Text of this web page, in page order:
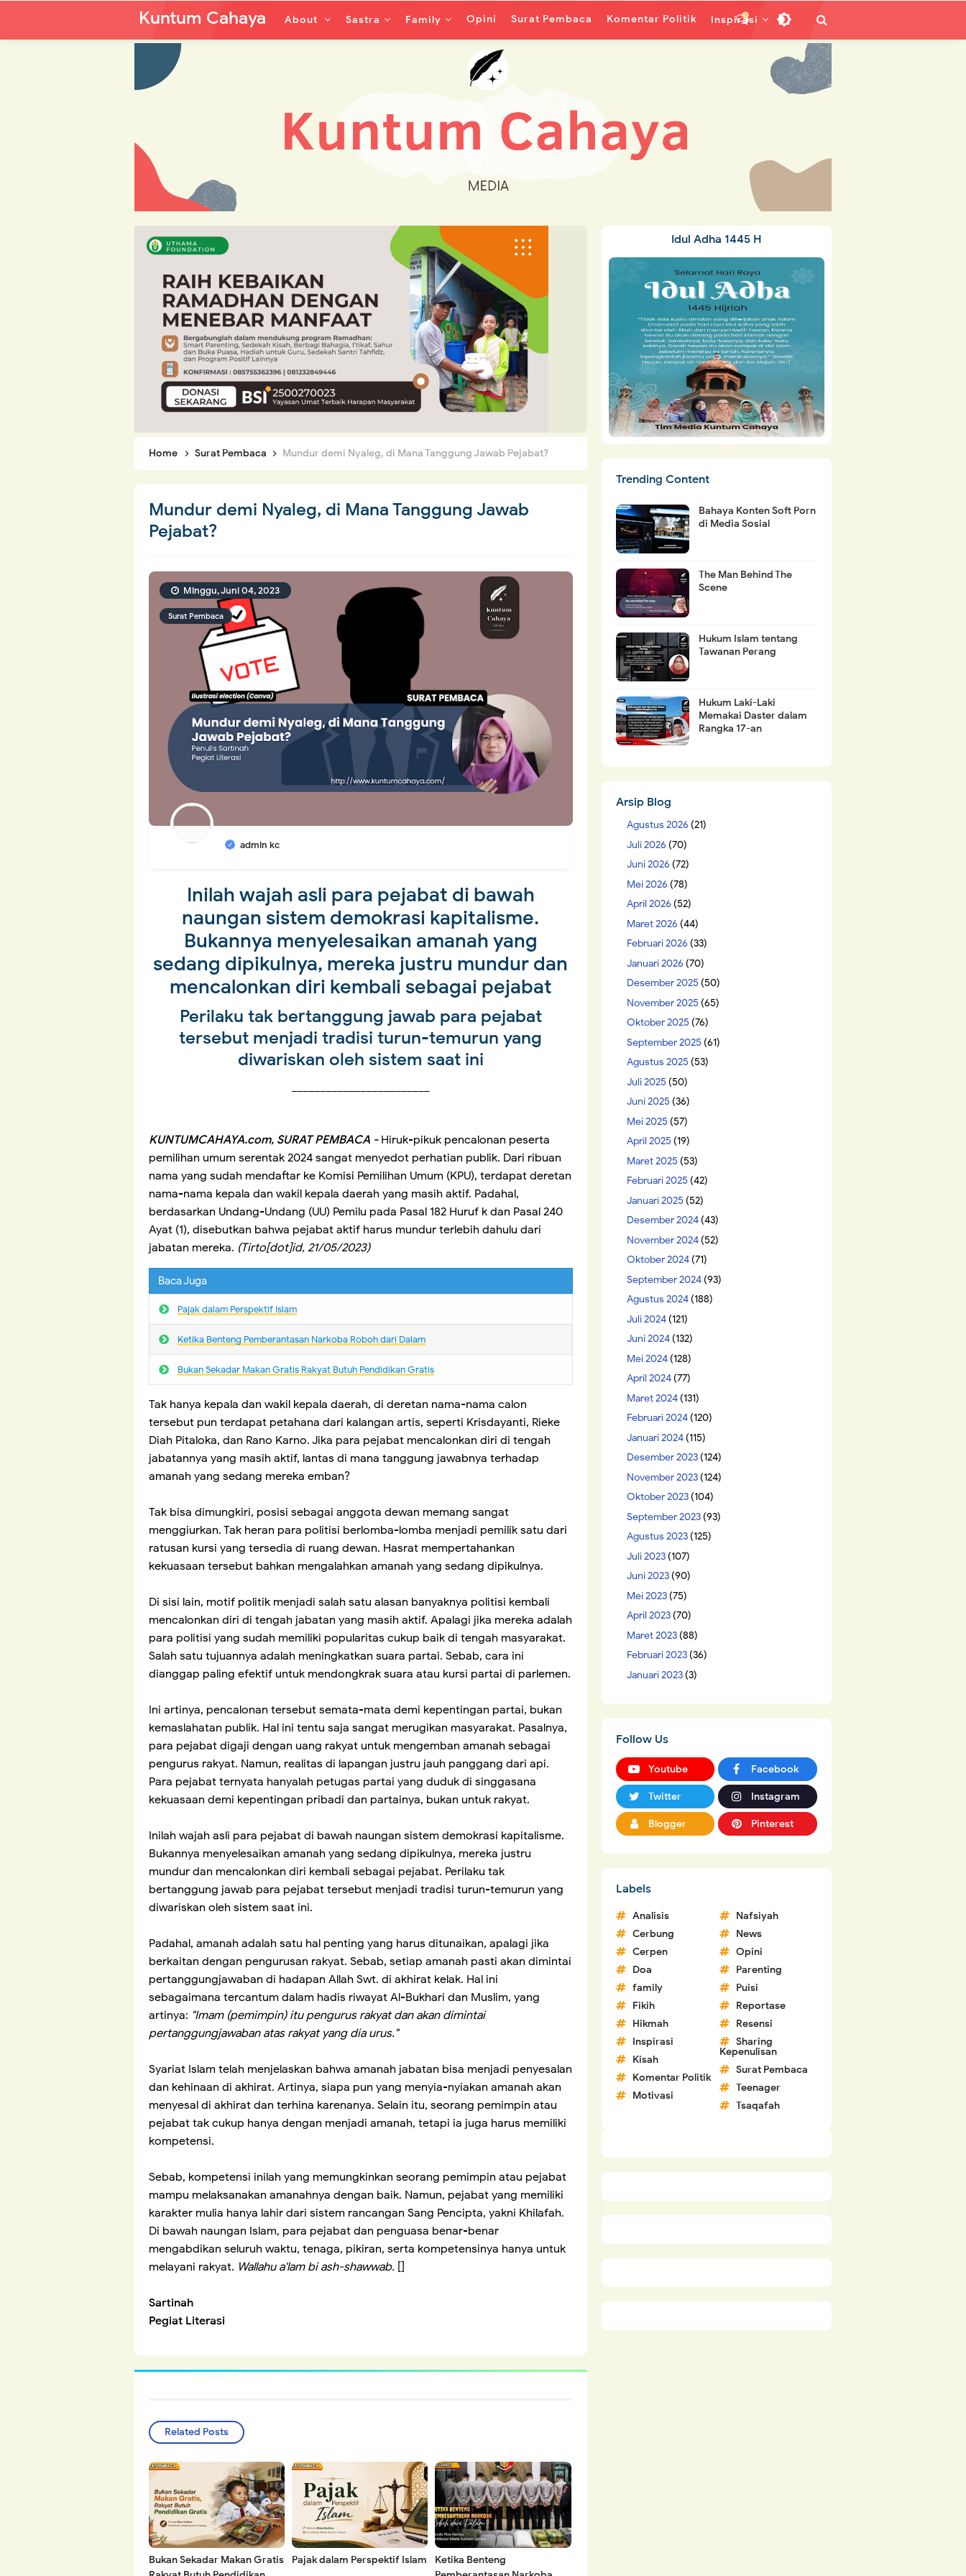
Kuntum Cahaya About Sastra Family Opini Surat Pembaca Komentar Politik Inspirasi
Home Surat Pembaca Mundur demi Nyaleg, di Mana Tanggung Jawab Pejabat?
Mundur demi Nyaleg, di Mana Tanggung Jawab
Pejabat?
Surat Pembaca
admin kc
Minggu, Juni 04, 2023
Inilah wajah asli para pejabat di bawah
naungan sistem demokrasi kapitalisme.
Bukannya menyelesaikan amanah yang
sedang dipikulnya, mereka justru mundur dan
mencalonkan diri kembali sebagai pejabat
Perilaku tak bertanggung jawab para pejabat
tersebut menjadi tradisi turun-temurun yang
diwariskan oleh sistem saat ini
KUNTUMCAHAYA.com, SURAT PEMBACA - Hiruk-pikuk pencalonan peserta
pemilihan umum serentak 2024 sangat menyedot perhatian publik. Dari ribuan
nama yang sudah mendaftar ke Komisi Pemilihan Umum (KPU), terdapat deretan
nama-nama kepala dan wakil kepala daerah yang masih aktif. Padahal,
berdasarkan Undang-Undang (UU) Pemilu pada Pasal 182 Huruf k dan Pasal 240
Ayat (1), disebutkan bahwa pejabat aktif harus mundur terlebih dahulu dari
jabatan mereka. (Tirto[dot]id, 21/05/2023)
Baca Juga
Pajak dalam Perspektif Islam
Ketika Benteng Pemberantasan Narkoba Roboh dari Dalam
Bukan Sekadar Makan Gratis Rakyat Butuh Pendidikan Gratis
Tak hanya kepala dan wakil kepala daerah, di deretan nama-nama calon
tersebut pun terdapat petahana dari kalangan artis, seperti Krisdayanti, Rieke
Diah Pitaloka, dan Rano Karno. Jika para pejabat mencalonkan diri di tengah
jabatannya yang masih aktif, lantas di mana tanggung jawabnya terhadap
amanah yang sedang mereka emban?
Tak bisa dimungkiri, posisi sebagai anggota dewan memang sangat
menggiurkan. Tak heran para politisi berlomba-lomba menjadi pemilik satu dari
ratusan kursi yang tersedia di ruang dewan. Hasrat mempertahankan
kekuasaan tersebut bahkan mengalahkan amanah yang sedang dipikulnya.
Di sisi lain, motif politik menjadi salah satu alasan banyaknya politisi kembali
mencalonkan diri di tengah jabatan yang masih aktif. Apalagi jika mereka adalah
para politisi yang sudah memiliki popularitas cukup baik di tengah masyarakat.
Salah satu tujuannya adalah meningkatkan suara partai. Sebab, cara ini
dianggap paling efektif untuk mendongkrak suara atau kursi partai di parlemen.
Ini artinya, pencalonan tersebut semata-mata demi kepentingan partai, bukan
kemaslahatan publik. Hal ini tentu saja sangat merugikan masyarakat. Pasalnya,
para pejabat digaji dengan uang rakyat untuk mengemban amanah sebagai
pengurus rakyat. Namun, realitas di lapangan justru jauh panggang dari api.
Para pejabat ternyata hanyalah petugas partai yang duduk di singgasana
kekuasaan demi kepentingan pribadi dan partainya, bukan untuk rakyat.
Inilah wajah asli para pejabat di bawah naungan sistem demokrasi kapitalisme.
Bukannya menyelesaikan amanah yang sedang dipikulnya, mereka justru
mundur dan mencalonkan diri kembali sebagai pejabat. Perilaku tak
bertanggung jawab para pejabat tersebut menjadi tradisi turun-temurun yang
diwariskan oleh sistem saat ini.
Padahal, amanah adalah satu hal penting yang harus ditunaikan, apalagi jika
berkaitan dengan pengurusan rakyat. Sebab, setiap amanah pasti akan dimintai
pertanggungjawaban di hadapan Allah Swt. di akhirat kelak. Hal ini
sebagaimana tercantum dalam hadis riwayat Al-Bukhari dan Muslim, yang
artinya: "Imam (pemimpin) itu pengurus rakyat dan akan dimintai
pertanggungjawaban atas rakyat yang dia urus."
Syariat Islam telah menjelaskan bahwa amanah jabatan bisa menjadi penyesalan
dan kehinaan di akhirat. Artinya, siapa pun yang menyia-nyiakan amanah akan
menyesal di akhirat dan terhina karenanya. Selain itu, seorang pemimpin atau
pejabat tak cukup hanya dengan menjadi amanah, tetapi ia juga harus memiliki
kompetensi.
Sebab, kompetensi inilah yang memungkinkan seorang pemimpin atau pejabat
mampu melaksanakan amanahnya dengan baik. Namun, pejabat yang memiliki
karakter mulia hanya lahir dari sistem rancangan Sang Pencipta, yakni Khilafah.
Di bawah naungan Islam, para pejabat dan penguasa benar-benar
mengabdikan seluruh waktu, tenaga, pikiran, serta kompetensinya hanya untuk
melayani rakyat. Wallahu a'lam bi ash-shawwab. []
Sartinah
Pegiat Literasi
Related Posts
Bukan Sekadar Makan Gratis
Pajak dalam Perspektif Islam
Ketika Benteng
Idul Adha 1445 H
Trending Content
Bahaya Konten Soft Porn
di Media Sosial
The Man Behind The
Scene
Hukum Islam tentang
Tawanan Perang
Hukum Laki-Laki
Memakai Daster dalam
Rangka 17-an
Arsip Blog
Agustus 2026 (21)
Juli 2026 (70)
Juni 2026 (72)
Mei 2026 (78)
April 2026 (52)
Maret 2026 (44)
Februari 2026 (33)
Januari 2026 (70)
Desember 2025 (50)
November 2025 (65)
Oktober 2025 (76)
September 2025 (61)
Agustus 2025 (53)
Juli 2025 (50)
Juni 2025 (36)
Mei 2025 (57)
April 2025 (19)
Maret 2025 (53)
Februari 2025 (42)
Januari 2025 (52)
Desember 2024(43)
November 2024(52)
Oktober 2024(71)
September 2024(93)
Agustus 2024(188)
Juli 2024(121)
Juni 2024(132)
Mei 2024(128)
April 2024(77)
Maret 2024(131)
Februari 2024(120)
Januari 2024(115)
Desember 2023(124)
November 2023(124)
Oktober 2023(104)
September 2023(93)
Agustus 2023(125)
Juli 2023(107)
Juni 2023(90)
Mei 2023(75)
April 2023(70)
Maret 2023(88)
Februari 2023(36)
Januari 2023(3)
Follow Us
Youtube Facebook
Twitter Instagram
Blogger Pinterest
Labels
Analisis
Cerbung
Cerpen
Doa
family
Fikih
Hikmah
Inspirasi
Kisah
Komentar Politik
Motivasi
Nafsiyah
News
Opini
Parenting
Puisi
Reportase
Resensi
Sharing
Kepenulisan
Surat Pembaca
Teenager
Tsaqafah